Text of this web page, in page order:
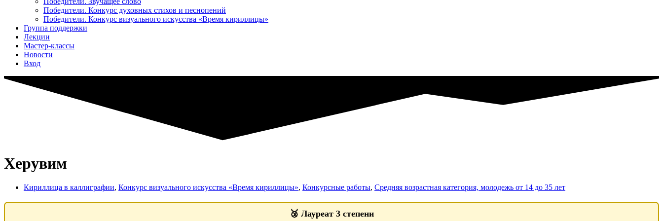
Победители. Конкурс духовных стихов и песнопений
Победители. Конкурс визуального искусства «Время кириллицы»
Группа поддержки
Лекции
Мастер-классы
Новости
Вход
Херувим
Кириллица в каллиграфии, Конкурс визуального искусства «Время кириллицы», Конкурсные работы, Средняя возрастная категория, молодежь от 14 до 35 лет
🥉 Лауреат 3 степени